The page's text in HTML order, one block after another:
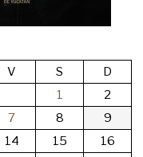
V S
D
1
2
7 8
9
14 15 16